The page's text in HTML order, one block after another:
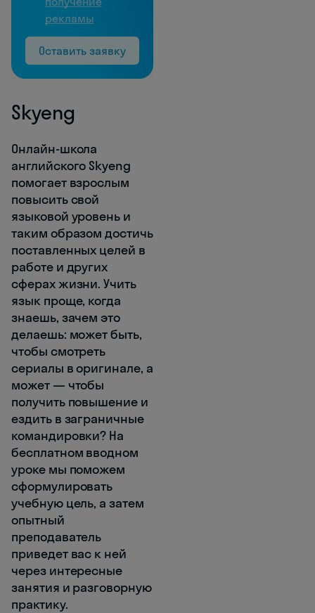
рекламы
Оставить заявку
Skyeng
Онлайн-школа
английского Skyeng
помогает взрослым
повысить свой
языковой уровень и
таким образом достичь
поставленных целей в
работе и других
сферах жизни. Учить
язык проще, когда
знаешь, зачем это
делаешь: может быть,
чтобы смотреть
сериалы в оригинале, а
может — чтобы
получить повышение и
ездить в заграничные
командировки? На
бесплатном вводном
уроке мы поможем
сформулировать
учебную цель, а затем
опытный
преподаватель
приведет вас к ней
через интересные
занятия и разговорную
практику.